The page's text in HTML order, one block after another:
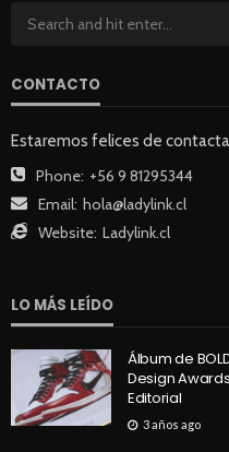
CONTACTO
Estaremos felices de
Phone: +56 9 81295344
Email: hola@ladylink.cl
Website: Ladylink.cl
LO MÁS LEÍDO
Álbum de
Design
Editorial
3 años ago